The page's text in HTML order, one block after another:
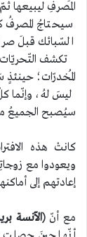
المَصرفِ ليبيعها
سيحتاجُ المصرفُ
السّبائك قبلَ
تكشف
المُخدرّات؛ حينئذٍ
ليسَ لهُ،
سيُصبح الجميعُ
كانتْ هذه
ويعودوا مع
إعادتهم إلى
مع أنّ(الآنسة